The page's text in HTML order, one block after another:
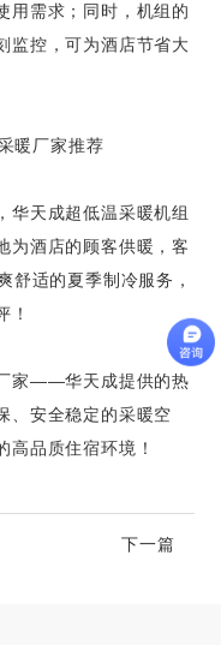
用需求；同时，机组的
监控，可为酒店节省大
华天成超低温采暖机组
为酒店的顾客供暖，客
适的夏季制冷服务，
！
家——华天成提供的热
、安全稳定的采暖空
高品质住宿环境！
下一篇